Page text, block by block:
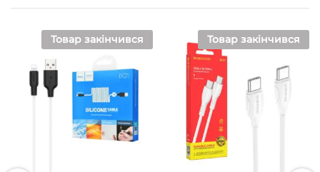
Товар закінчився Товар закінчився